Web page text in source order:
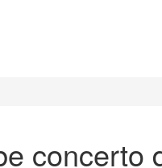
concerto